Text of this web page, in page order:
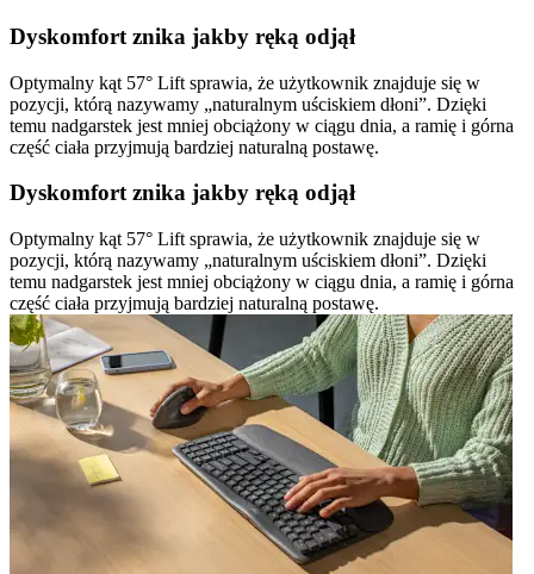
Dyskomfort znika jakby ręką odjął
Optymalny kąt 57° Lift sprawia, że użytkownik znajduje się w
pozycji, którą nazywamy „naturalnym uściskiem dłoni”. Dzięki
temu nadgarstek jest mniej obciążony w ciągu dnia, a ramię i górna
część ciała przyjmują bardziej naturalną postawę.
Dyskomfort znika jakby ręką odjął
Optymalny kąt 57° Lift sprawia, że użytkownik znajduje się w
pozycji, którą nazywamy „naturalnym uściskiem dłoni”. Dzięki
temu nadgarstek jest mniej obciążony w ciągu dnia, a ramię i górna
część ciała przyjmują bardziej naturalną postawę.